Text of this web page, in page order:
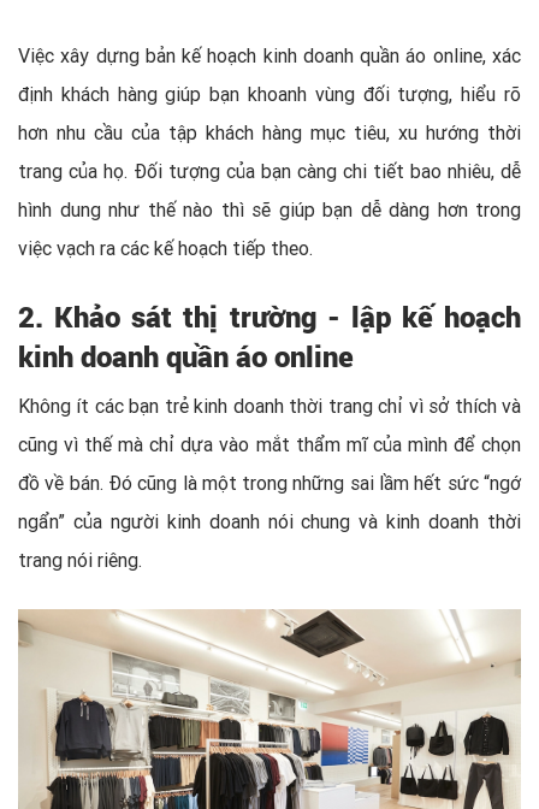
Việc xây dựng bản kế hoạch kinh doanh quần áo online, xác
định khách hàng giúp bạn khoanh vùng đối tượng, hiểu rõ
hơn nhu cầu của tập khách hàng mục tiêu, xu hướng thời
trang của họ. Đối tượng của bạn càng chi tiết bao nhiêu, dễ
hình dung như thế nào thì sẽ giúp bạn dễ dàng hơn trong
việc vạch ra các kế hoạch tiếp theo.
2. Khảo sát thị trường - lập kế hoạch
kinh doanh quần áo online
Không ít các bạn trẻ kinh doanh thời trang chỉ vì sở thích và
cũng vì thế mà chỉ dựa vào mắt thẩm mĩ của mình để chọn
đồ về bán. Đó cũng là một trong những sai lầm hết sức “ngớ
ngẩn” của người kinh doanh nói chung và kinh doanh thời
trang nói riêng.